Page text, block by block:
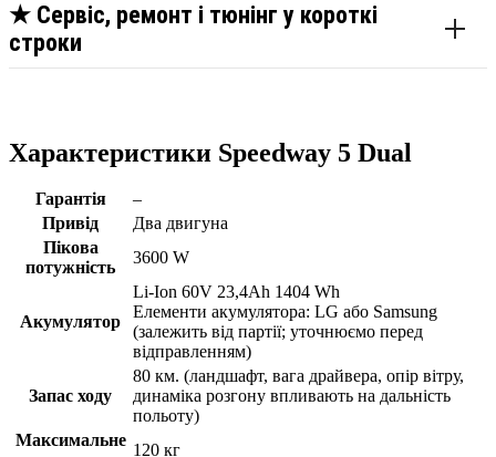
★ Сервіс, ремонт і тюнінг у короткі
строки
Характеристики Speedway 5 Dual
Гарантія
–
Привід
Два двигуна
Пікова
потужність
3600 W
Акумулятор
Li-Ion 60V 23,4Ah 1404 Wh
Елементи акумулятора: LG або Samsung
(залежить від партії; уточнюємо перед
відправленням)
Запас ходу
80 км. (ландшафт, вага драйвера, опір вітру,
динаміка розгону впливають на дальність
польоту)
Максимальне
120 кг